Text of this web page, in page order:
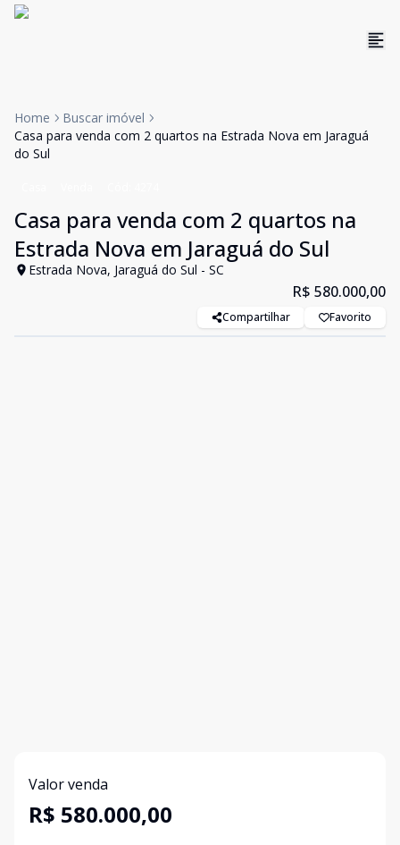
Home
Buscar imóvel
Casa para venda com 2 quartos na Estrada Nova em Jaraguá
do Sul
Casa para venda com 2 quartos na
Estrada Nova em Jaraguá do Sul
Estrada Nova, Jaraguá do Sul - SC
R$ 580.000,00
Compartilhar Favorito
Valor venda
R$ 580.000,00